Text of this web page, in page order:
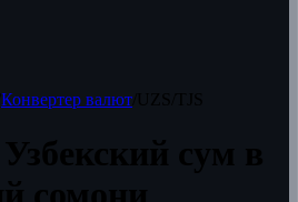
Конвертер валют